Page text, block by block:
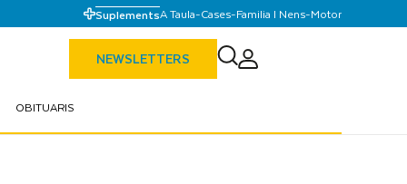
SuplementsA Taula-Cases-Familia I Nens-Motor
NEWSLETTERS
OBITUARIS